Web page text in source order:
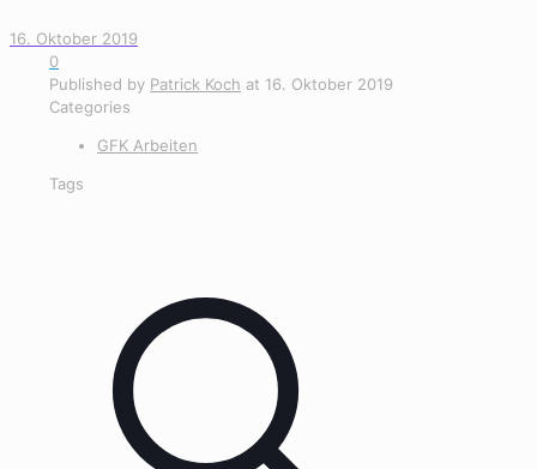
16. Oktober 2019
0
Published by Patrick Koch at 16. Oktober 2019
Categories
GFK Arbeiten
Tags